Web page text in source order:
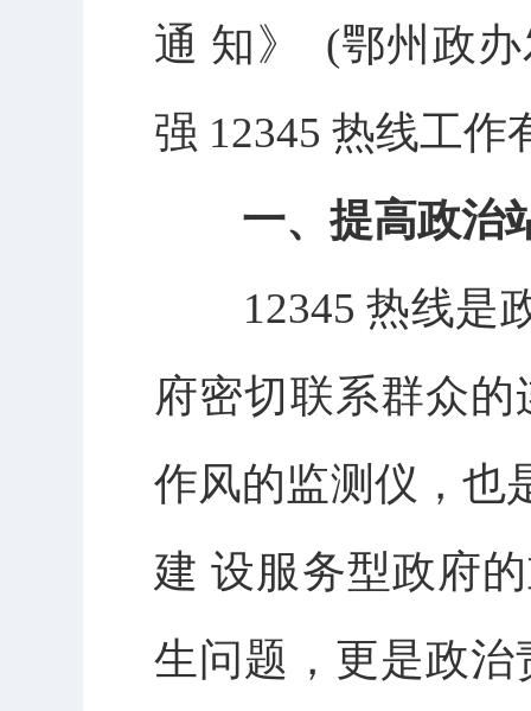
通 知》
(鄂州政
强 12345 热线工作
一、提高政治
12345 热线是
府密切联系群众
作风的监测仪，也
建 设服务型政府
生问题，更是政